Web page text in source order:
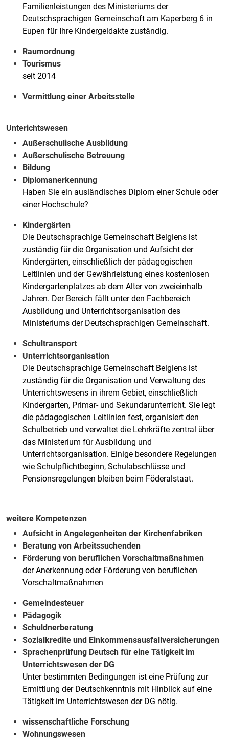
Familienleistungen des Ministeriums der
Deutschsprachigen Gemeinschaft am Kaperberg 6 in
Eupen für Ihre Kindergeldakte zuständig.
Raumordnung
Tourismus
seit 2014
Vermittlung einer Arbeitsstelle
Unterichtswesen
Außerschulische Ausbildung
Außerschulische Betreuung
Bildung
Diplomanerkennung
Haben Sie ein ausländisches Diplom einer Schule oder
einer Hochschule?
Kindergärten
Die Deutschsprachige Gemeinschaft Belgiens ist
zuständig für die Organisation und Aufsicht der
Kindergärten, einschließlich der pädagogischen
Leitlinien und der Gewährleistung eines kostenlosen
Kindergartenplatzes ab dem Alter von zweieinhalb
Jahren. Der Bereich fällt unter den Fachbereich
Ausbildung und Unterrichtsorganisation des
Ministeriums der Deutschsprachigen Gemeinschaft.
Schultransport
Unterrichtsorganisation
Die Deutschsprachige Gemeinschaft Belgiens ist
zuständig für die Organisation und Verwaltung des
Unterrichtswesens in ihrem Gebiet, einschließlich
Kindergarten, Primar- und Sekundarunterricht. Sie legt
die pädagogischen Leitlinien fest, organisiert den
Schulbetrieb und verwaltet die Lehrkräfte zentral über
das Ministerium für Ausbildung und
Unterrichtsorganisation. Einige besondere Regelungen
wie Schulpflichtbeginn, Schulabschlüsse und
Pensionsregelungen bleiben beim Föderalstaat.
weitere Kompetenzen
Aufsicht in Angelegenheiten der Kirchenfabriken
Beratung von Arbeitssuchenden
Förderung von beruflichen Vorschaltmaßnahmen
der Anerkennung oder Förderung von beruflichen
Vorschaltmaßnahmen
Gemeindesteuer
Pädagogik
Schuldnerberatung
Sozialkredite und Einkommensausfallversicherungen
Sprachenprüfung Deutsch für eine Tätigkeit im
Unterrichtswesen der DG
Unter bestimmten Bedingungen ist eine Prüfung zur
Ermittlung der Deutschkenntnis mit Hinblick auf eine
Tätigkeit im Unterrichtswesen der DG nötig.
wissenschaftliche Forschung
Wohnungswesen